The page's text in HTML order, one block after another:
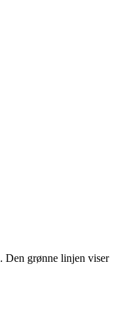
Den grønne linjen viser